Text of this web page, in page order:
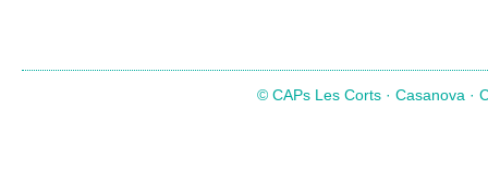
© CAPs Les Corts · Casanova ·